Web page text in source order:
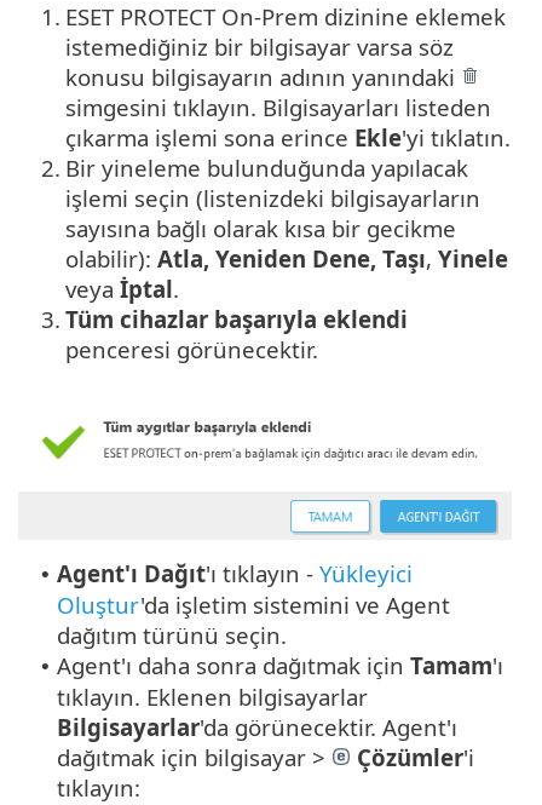
1. ESET PROTECT On-Prem dizinine eklemek
istemediğiniz bir bilgisayar varsa söz
konusu bilgisayarın adının yanındaki
simgesini tıklayın. Bilgisayarları listeden
çıkarma işlemi sona erince Ekle'yi tıklatın.
2. Bir yineleme bulunduğunda yapılacak
işlemi seçin (listenizdeki bilgisayarların
sayısına bağlı olarak kısa bir gecikme
olabilir): Atla, Yeniden Dene, Taşı, Yinele
veya İptal.
3. Tüm cihazlar başarıyla eklendi
penceresi görünecektir.
• Agent'ı Dağıt'ı tıklayın - Yükleyici
Oluştur'da işletim sistemini ve Agent
dağıtım türünü seçin.
• Agent'ı daha sonra dağıtmak için Tamam'ı
tıklayın. Eklenen bilgisayarlar
Bilgisayarlar'da görünecektir. Agent'ı
dağıtmak için bilgisayar >
Çözümler'i
tıklayın: